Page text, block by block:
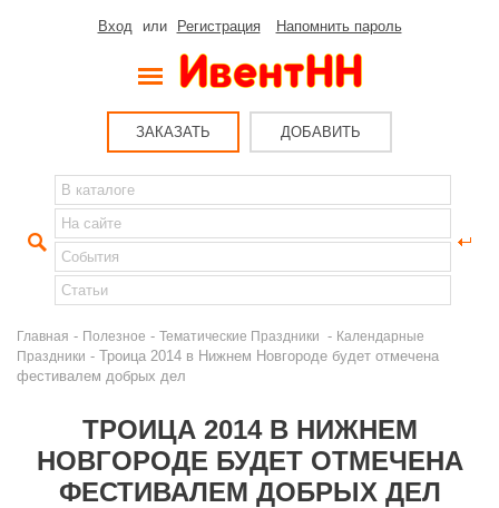
Вход или Регистрация Напомнить пароль
ЗАКАЗАТЬ ДОБАВИТЬ
Главная - Полезное - Тематические Праздники - Календарные
Праздники - Троица 2014 в Нижнем Новгороде будет отмечена
фестивалем добрых дел
ТРОИЦА 2014 В НИЖНЕМ
НОВГОРОДЕ БУДЕТ ОТМЕЧЕНА
ФЕСТИВАЛЕМ ДОБРЫХ ДЕЛ